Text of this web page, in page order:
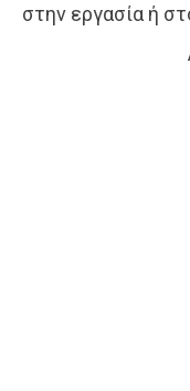
στην εργασία ή